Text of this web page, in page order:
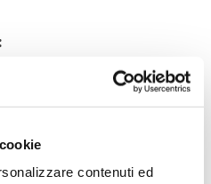
contenuti ed
personale operativo